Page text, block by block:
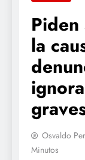
la
Osvaldo
Minutos